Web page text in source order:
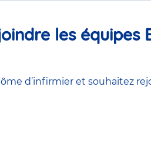
les
d’infirmier et souhaitez